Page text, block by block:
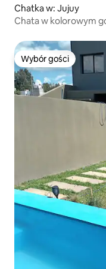
Chatka w: Jujuy
Chata w kolorowym
Wybór gości
Wybór gości